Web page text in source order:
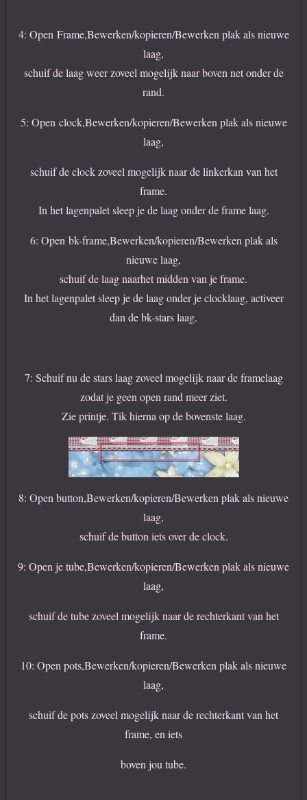
4: Open Frame,Bewerken/kopieren/Bewerken plak als nieuwe
laag,
schuif de laag weer zoveel mogelijk naar boven net onder de
rand.
5: Open clock,Bewerken/kopieren/Bewerken plak als nieuwe
laag,
schuif de clock zoveel mogelijk naar de linkerkan van het
frame.
In het lagenpalet sleep je de laag onder de frame laag.
6: Open bk-frame,Bewerken/kopieren/Bewerken plak als
nieuwe laag,
schuif de laag naarhet midden van je frame.
In het lagenpalet sleep je de laag onder je clocklaag, activeer
dan de bk-stars laag.
7: Schuif nu de stars laag zoveel mogelijk naar de framelaag
zodat je geen open rand meer ziet.
Zie printje. Tik hierna op de bovenste laag.
8: Open button,Bewerken/kopieren/Bewerken plak als nieuwe
laag,
schuif de button iets over de clock.
9: Open je tube,Bewerken/kopieren/Bewerken plak als nieuwe
laag,
schuif de tube zoveel mogelijk naar de rechterkant van het
frame.
10: Open pots,Bewerken/kopieren/Bewerken plak als nieuwe
laag,
schuif de pots zoveel mogelijk naar de rechterkant van het
frame, en iets
boven jou tube.